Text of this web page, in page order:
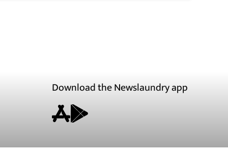
Download the Newslaundry app